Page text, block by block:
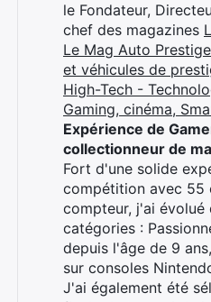
le Fondateur,
chef des magazines
Le Mag Auto
et véhicules de
High-Tech -
Gaming, cinéma,
Expérience de
collectionneur de
Fort d'une solide
compétition avec 55
compteur, j'ai évolué
catégories :
depuis l'âge de 9
sur consoles
J'ai également été